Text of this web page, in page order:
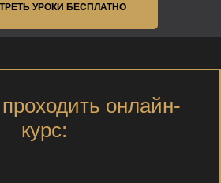
УРОКИ БЕСПЛАТНО
онлайн-
курс: